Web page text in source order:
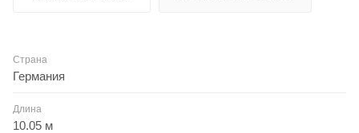
Страна
Германия
Длина
10.05 м